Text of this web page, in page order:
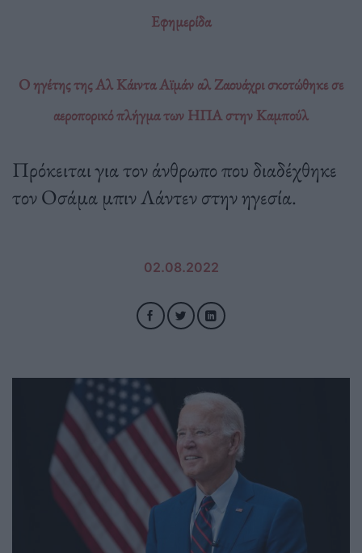
Εφημερίδα
Ο ηγέτης της Αλ Κάιντα Αϊμάν αλ Ζαουάχρι σκοτώθηκε σε
αεροπορικό πλήγμα των ΗΠΑ στην Καμπούλ
Πρόκειται για τον άνθρωπο που διαδέχθηκε
τον Οσάμα μπιν Λάντεν στην ηγεσία.
02.08.2022